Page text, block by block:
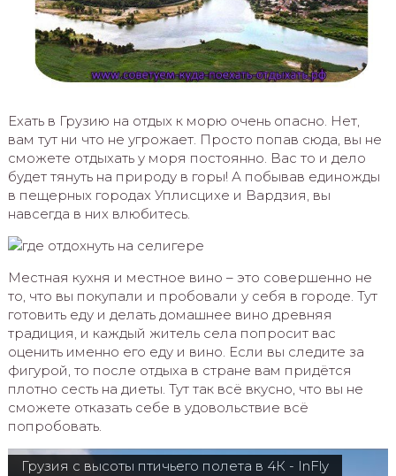
Ехать в Грузию на отдых к морю очень опасно. Нет,
вам тут ни что не угрожает. Просто попав сюда, вы не
сможете отдыхать у моря постоянно. Вас то и дело
будет тянуть на природу в горы! А побывав единожды
в пещерных городах Уплисцихе и Вардзия, вы
навсегда в них влюбитесь.
Местная кухня и местное вино – это совершенно не
то, что вы покупали и пробовали у себя в городе. Тут
готовить еду и делать домашнее вино древняя
традиция, и каждый житель села попросит вас
оценить именно его еду и вино. Если вы следите за
фигурой, то после отдыха в стране вам придётся
плотно сесть на диеты. Тут так всё вкусно, что вы не
сможете отказать себе в удовольствие всё
попробовать.
Грузия с высоты птичьего полета в 4К - InFly